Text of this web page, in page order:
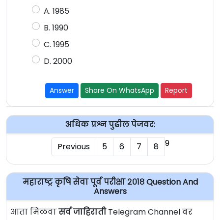
A. 1985
B. 1990
C. 1995
D. 2000
Answer Share On WhatsApp Report
अधिक प्रश्न पुढील पेजवर:
Previous
5 6 7 8 9
महाराष्ट्र कृषि सेवा पूर्व परीक्षा २०१८ Question And
Answers
आता मिळवासर्व जाहिरातीTelegram Channel वर